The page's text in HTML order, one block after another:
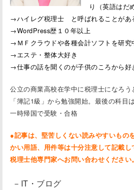
り（英語はだ
→ハイレグ税理士 と呼ばれることがあ
→WordPress歴１０年以上
→ＭＦクラウドや各種会計ソフトを研究
→エステ・整体大好き
→仕事の話を聞くのが子供のころから好
公立の商業高校在学中に税理士になろ
「簿記1級」から勉強開始。最後の科目
一時帰国で受験・合格
●記事は、堅苦しくない読みやすいもの
かい用語、用件等は十分注意して記載
税理士他専門家へお問い合わせください。
－IT・ブログ